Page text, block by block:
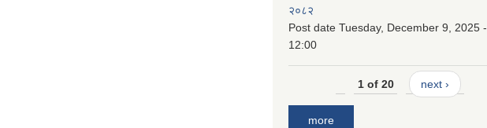
२०८२
Post date Tuesday, December 9, 2025 -
12:00
1 of 20 next ›
more